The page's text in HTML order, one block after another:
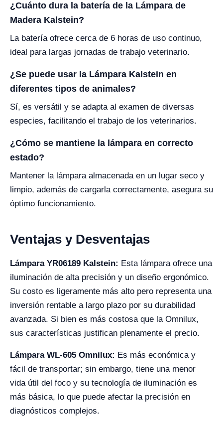
¿Cuánto dura la batería de la Lámpara de
Madera Kalstein?
La batería ofrece cerca de 6 horas de uso continuo,
ideal para largas jornadas de trabajo veterinario.
¿Se puede usar la Lámpara Kalstein en
diferentes tipos de animales?
Sí, es versátil y se adapta al examen de diversas
especies, facilitando el trabajo de los veterinarios.
¿Cómo se mantiene la lámpara en correcto
estado?
Mantener la lámpara almacenada en un lugar seco y
limpio, además de cargarla correctamente, asegura su
óptimo funcionamiento.
Ventajas y Desventajas
Lámpara YR06189 Kalstein: Esta lámpara ofrece una
iluminación de alta precisión y un diseño ergonómico.
Su costo es ligeramente más alto pero representa una
inversión rentable a largo plazo por su durabilidad
avanzada. Si bien es más costosa que la Omnilux,
sus características justifican plenamente el precio.
Lámpara WL-605 Omnilux: Es más económica y
fácil de transportar; sin embargo, tiene una menor
vida útil del foco y su tecnología de iluminación es
más básica, lo que puede afectar la precisión en
diagnósticos complejos.